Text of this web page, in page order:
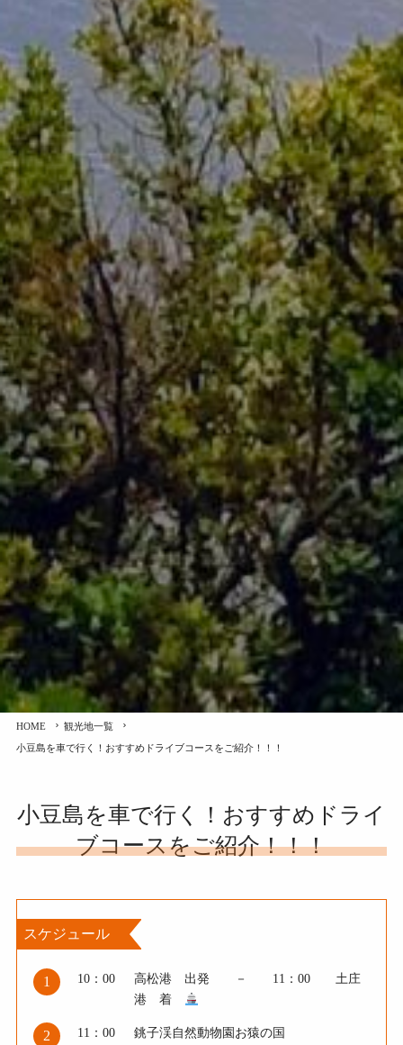
HOME 観光地一覧
小豆島を車で行く！おすすめドライブコースをご紹介！！！
小豆島を車で行く！おすすめドライ
ブコースをご紹介！！！
スケジュール
1 10：00
高松港 出発 － 11：00 土庄
港 着
2 11：00 銚子渓自然動物園お猿の国